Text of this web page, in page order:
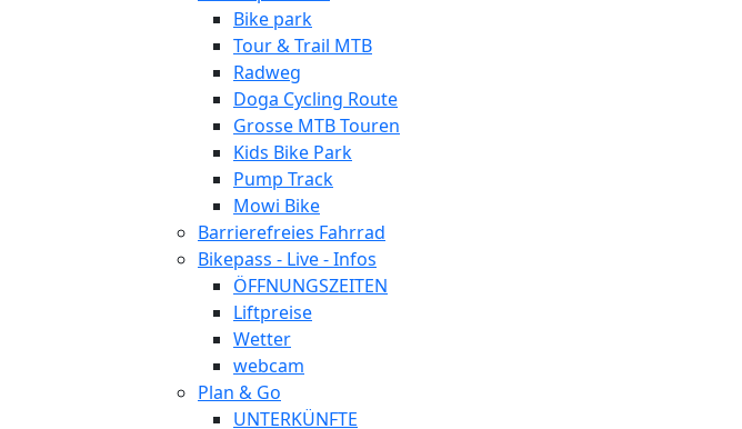
Bike park
Tour & Trail MTB
Radweg
Doga Cycling Route
Grosse MTB Touren
Kids Bike Park
Pump Track
Mowi Bike
Barrierefreies Fahrrad
Bikepass - Live - Infos
ÖFFNUNGSZEITEN
Liftpreise
Wetter
webcam
Plan & Go
UNTERKÜNFTE